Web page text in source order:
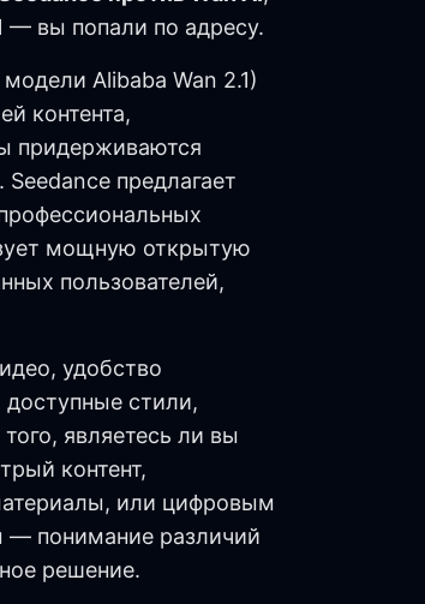
— вы попали по адресу.
Alibaba Wan 2.1)
контента,
придерживаются
предлагает
мощную открытую
пользователей,
удобство
доступные стили,
являетесь ли вы
контент,
или цифровым
— понимание различий
решение.